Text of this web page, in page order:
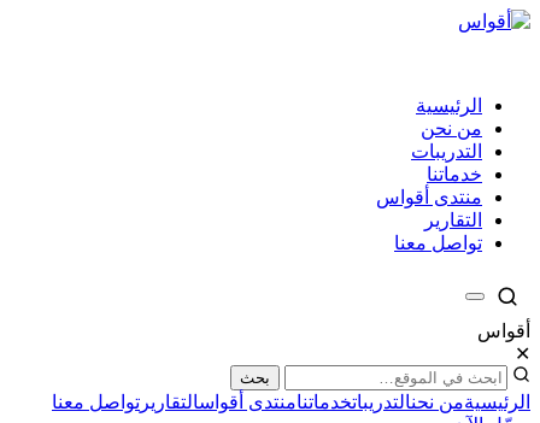
الرئيسية
من نحن
التدريبات
خدماتنا
منتدى أقواس
التقارير
تواصل معنا
أقواس
✕
بحث
الرئيسيةمن نحنالتدريباتخدماتنامنتدى أقواسالتقارير تواصل معنا